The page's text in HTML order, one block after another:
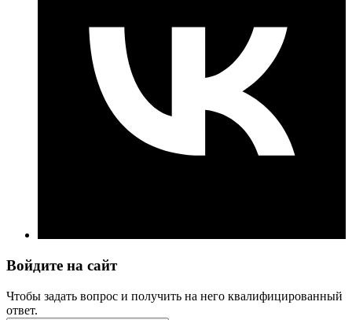
Войдите на сайт
Чтобы задать вопрос и получить на него квалифицированный
ответ.